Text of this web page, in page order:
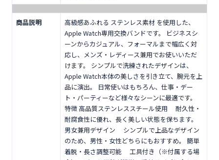
商品説明
高級感あふれる ステンレス素材 を使用した、
Apple Watch専用交換バンドです。 ビジネスシ
ーンからカジュアル、フォーマルまで幅広く対
応し、メンズ・レディース兼用でお使いいただ
けます。 シンプルで洗練されたデザインは、
Apple Watch本体の美しさを引き立て、腕元を上
品に演出。 日常使いはもちろん、仕事・デー
ト・パーティーなど様々なシーンに最適です。
特徴 高品質ステンレススチール使用 耐久性・
耐腐食性に優れ、長く美しい状態を保ちます。
男女兼用デザイン シンプルで上品なデザイン
のため、男性・女性どちらにもおすすめ。 簡単
着脱・長さ調整可能 工具付き（※付属する場